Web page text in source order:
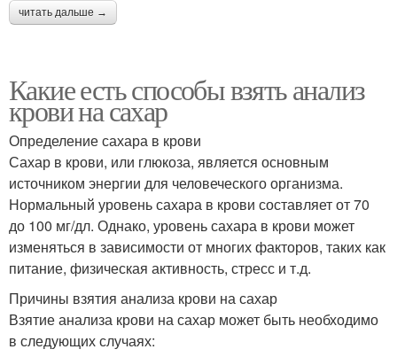
читать дальше →
Какие есть способы взять анализ
крови на сахар
Определение сахара в крови
Сахар в крови, или глюкоза, является основным
источником энергии для человеческого организма.
Нормальный уровень сахара в крови составляет от 70
до 100 мг/дл. Однако, уровень сахара в крови может
изменяться в зависимости от многих факторов, таких как
питание, физическая активность, стресс и т.д.
Причины взятия анализа крови на сахар
Взятие анализа крови на сахар может быть необходимо
в следующих случаях: